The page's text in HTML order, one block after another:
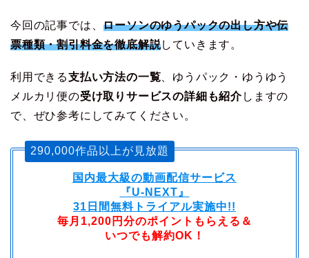
今回の記事では、 ローソンのゆうパックの出し方や伝
票種類・割引料金を徹底解説していきます。
利用できる支払い方法の一覧 、ゆうパック・ゆうゆう
メルカリ便の受け取りサービスの詳細も紹介しますの
で、ぜひ参考にしてみてください。
290,000作品以上が見放題
国内最大級の動画配信サービス
『U-NEXT』
31日間無料トライアル実施中!!
毎月1,200円分のポイントもらえる＆
いつでも解約OK！